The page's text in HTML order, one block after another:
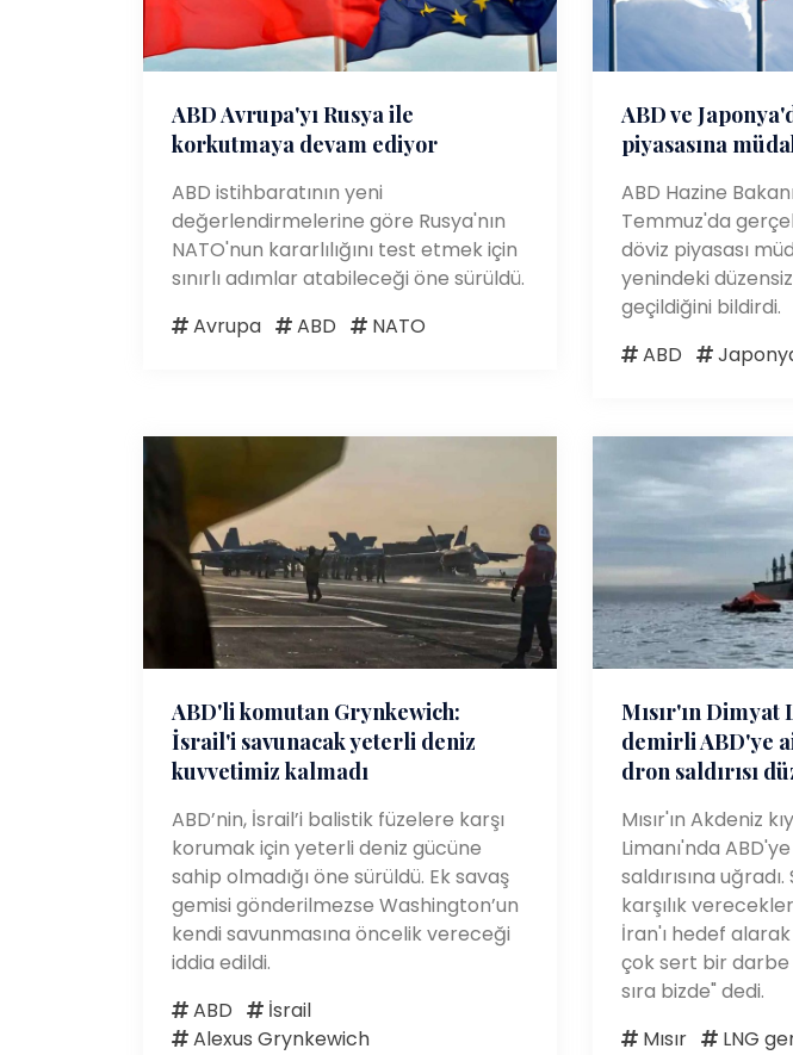
ABD Avrupa'yı Rusya ile
korkutmaya devam ediyor
ABD istihbaratının yeni
değerlendirmelerine göre Rusya'nın
NATO'nun kararlılığını test etmek için
sınırlı adımlar atabileceği öne sürüldü.
Avrupa
ABD NATO
ABD ve
piyasasına
ABD Hazine
Temmuz'da
döviz piyasası
yenindeki
geçildiğini bildirdi.
ABD
ABD'li komutan Grynkewich:
İsrail'i savunacak yeterli deniz
kuvvetimiz kalmadı
ABD’nin, İsrail’i balistik füzelere karşı
korumak için yeterli deniz gücüne
sahip olmadığı öne sürüldü. Ek savaş
gemisi gönderilmezse Washington’un
kendi savunmasına öncelik vereceği
iddia edildi.
ABD
İsrail
Alexus Grynkewich
Mısır'ın Dimyat
demirli ABD'ye
dron saldırısı
Mısır'ın Akdeniz
Limanı'nda
saldırısına
karşılık
İran'ı hedef
çok sert bir
sıra bizde" dedi.
Mısır
LNG